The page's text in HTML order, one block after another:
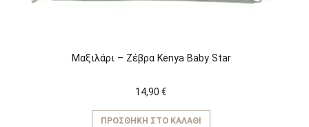
Μαξιλάρι – Ζέβρα Kenya Baby Star
14,90 €
ΠΡΟΣΘΉΚΗ ΣΤΟ ΚΑΛΆΘΙ